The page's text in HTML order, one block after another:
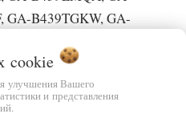
GA-B439TGKW, GA-
B439YACZ, GA-
GA-B439YECZ, GA-
GA-B439YLCZ, GA-
cookie
улучшения Вашего
и представления